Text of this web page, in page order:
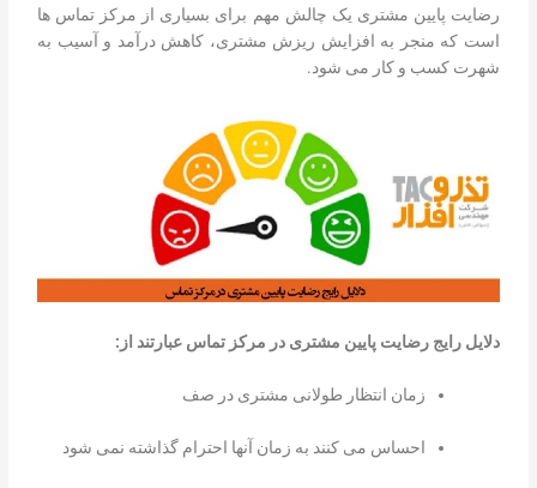
رضایت پایین مشتری یک چالش مهم برای بسیاری از مرکز تماس ها
است که منجر به افزایش ریزش مشتری، کاهش درآمد و آسیب به
شهرت کسب و کار می شود.
دلایل رایج رضایت پایین مشتری در مرکز تماس عبارتند از:
زمان انتظار طولانی مشتری در صف
احساس می کنند به زمان آنها احترام گذاشته نمی شود